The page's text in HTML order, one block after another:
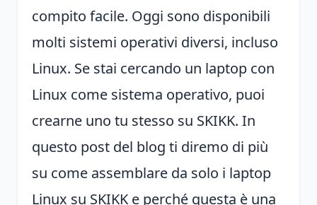
compito facile. Oggi sono disponibili
molti sistemi operativi diversi, incluso
Linux. Se stai cercando un laptop con
Linux come sistema operativo, puoi
crearne uno tu stesso su SKIKK. In
questo post del blog ti diremo di più
su come assemblare da solo i laptop
Linux su SKIKK e perché questa è una